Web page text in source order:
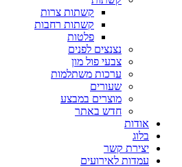
קשתות צרות
קשתות רחבות
פלטות
נצנצים לפנים
צבעי פול מון
ערכות משתלמות
שעורים
מוצרים במבצע
חדש באתר
אודות
בלוג
יצירת קשר
עמדות לאירועים